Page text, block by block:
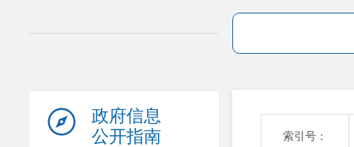
政府信息
公开指南
索引号：